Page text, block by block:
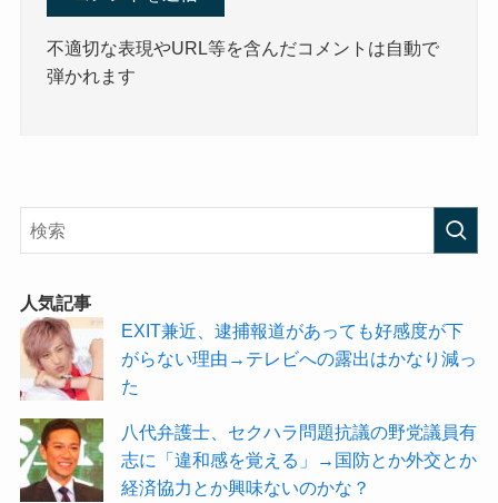
不適切な表現やURL等を含んだコメントは自動で
弾かれます
人気記事
EXIT兼近、逮捕報道があっても好感度が下
がらない理由→テレビへの露出はかなり減っ
た
八代弁護士、セクハラ問題抗議の野党議員有
志に「違和感を覚える」→国防とか外交とか
経済協力とか興味ないのかな？